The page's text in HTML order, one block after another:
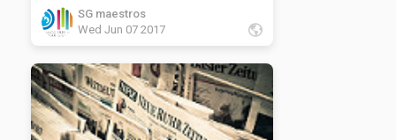
SG maestros
Wed Jun 07 2017